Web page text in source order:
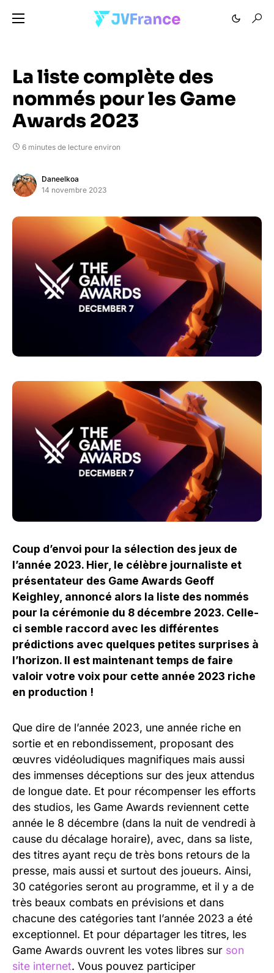
La liste complète des
nommés pour les Game
Awards 2023
6 minutes de lecture environ
Daneelkoa
14 novembre 2023
Coup d’envoi pour la sélection des jeux de
l’année 2023. Hier, le célèbre journaliste et
présentateur des Game Awards Geoff
Keighley, annoncé alors la liste des nommés
pour la cérémonie du 8 décembre 2023. Celle-
ci semble raccord avec les différentes
prédictions avec quelques petites surprises à
l’horizon. Il est maintenant temps de faire
valoir votre voix pour cette année 2023 riche
en production !
Que dire de l’année 2023, une année riche en
sortie et en rebondissement, proposant des
œuvres vidéoludiques magnifiques mais aussi
des immenses déceptions sur des jeux attendus
de longue date. Et pour récompenser les efforts
des studios, les Game Awards reviennent cette
année le 8 décembre (dans la nuit de vendredi à
cause du décalage horaire), avec, dans sa liste,
des titres ayant reçu de très bons retours de la
presse, mais aussi et surtout des joueurs. Ainsi,
30 catégories seront au programme, et il y a de
très beaux combats en prévisions et dans
chacune des catégories tant l’année 2023 a été
exceptionnel. Et pour départager les titres, les
Game Awards ouvrent les votes libres sur son
site internet. Vous pouvez participer